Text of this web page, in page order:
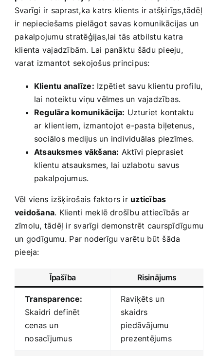
Svarīgi ir saprast,ka katrs klients ir atšķirīgs,tādēļ
ir nepieciešams pielāgot savas komunikācijas un
⁢pakalpojumu stratēģijas,lai tās atbilstu katra ​
klienta vajadzībām.​ Lai panāktu⁣ šādu pieeju,
varat ⁣izmantot sekojošus principus:
Klientu ‍analīze: Izpētiet savu klientu​ profilu,
lai noteiktu viņu vēlmes un vajadzības.
Regulāra komunikācija: Uzturiet kontaktu
⁢ar⁤ klientiem, izmantojot e-pasta biļetenus,
sociālos medijus un individuālas piezīmes.
Atsauksmes vākšana: Aktīvi pieprasiet
klientu atsauksmes, lai ​uzlabotu savus
⁣pakalpojumus.
Vēl viens⁣ izšķirošais faktors ir uzticības
veidošana. Klienti ⁤meklē‌ drošību attiecībās ⁢ar
zīmolu, tādēļ ‍ir svarīgi⁢ demonstrēt caurspīdīgumu
un‍ godīgumu.⁤ Par‍ noderīgu ‌varētu⁤ būt šāda⁤
pieeja:
Īpašība Risinājums
Transparence:
Skaidri definēt​
cenas un
⁤nosacījumus
Raviķēts⁢ un
skaidrs
piedāvājumu
prezentējums